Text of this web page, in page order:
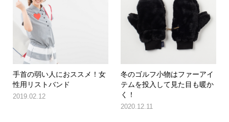
手首の弱い人におススメ！女
性用リストバンド
2019.02.12
冬のゴルフ小物はファーアイ
テムを投入して見た目も暖か
く！
2020.12.11